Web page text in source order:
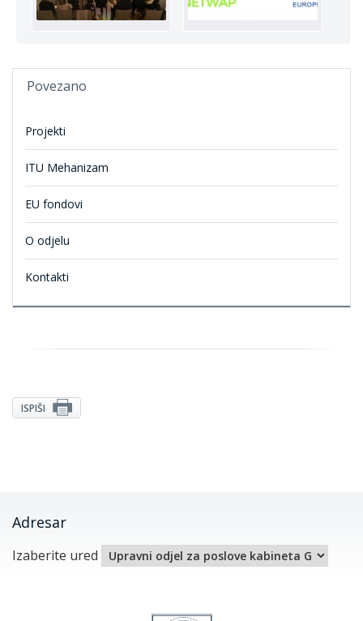
Povezano
Projekti
ITU Mehanizam
EU fondovi
O odjelu
Kontakti
ISPIŠI
Adresar
Izaberite ured